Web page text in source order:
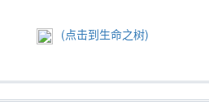
(点击到生命之树)